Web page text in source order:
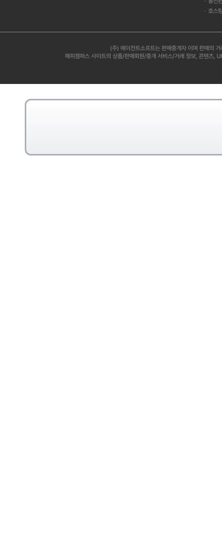
호스
(주) 에이전트소프트는 판매중개자 이며 판매의
해피캠퍼스 사이트의 상품/판매회원/중개 서비스/거래 정보, 콘텐츠,